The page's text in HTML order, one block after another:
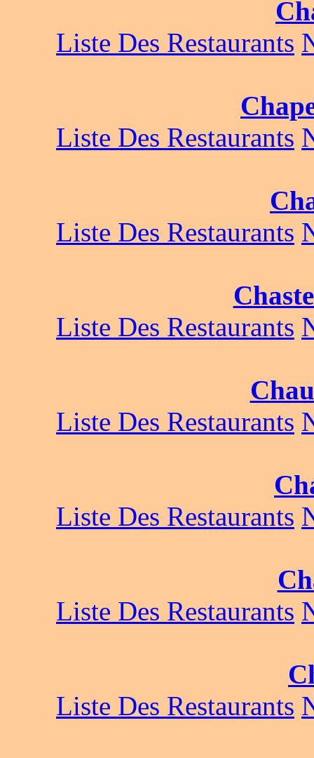
Liste Des Restaurants
Liste Des Restaurants
Liste Des Restaurants
Liste Des Restaurants
Liste Des Restaurants
Liste Des Restaurants
Liste Des Restaurants
Liste Des Restaurants